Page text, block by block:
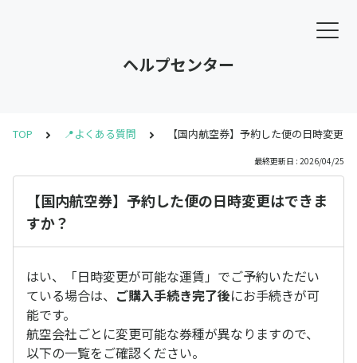
ヘルプセンター
TOP 📍よくある質問 【国内航空券】予約した便の日時変更
最終更新日 : 2026/04/25
【国内航空券】予約した便の日時変更はできま
すか？
はい、「日時変更が可能な運賃」でご予約いただい
ている場合は、 ご購入手続き完了後にお手続きが可
能です。
航空会社ごとに変更可能な券種が異なりますので、
以下の一覧をご確認ください。